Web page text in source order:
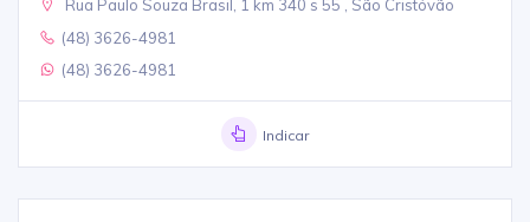
Rua Paulo Souza Brasil, 1 km 340 s 55 , São Cristóvão
(48) 3626-4981
(48) 3626-4981
Indicar